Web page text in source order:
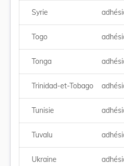
Syrie
Togo
Tonga
Trinidad-et-Tobago
Tunisie
Tuvalu
Ukraine